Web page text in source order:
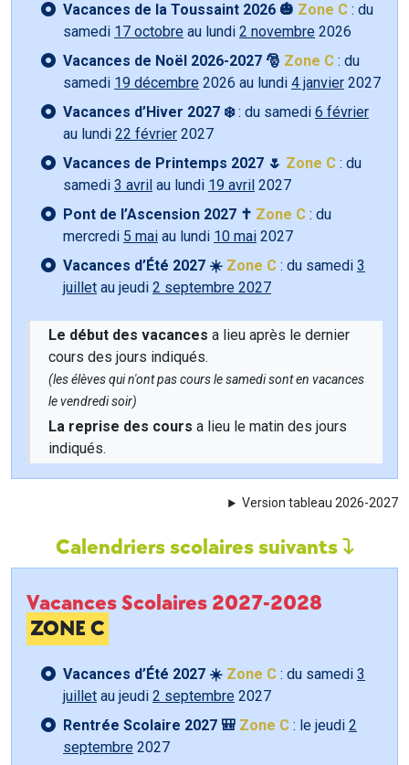
Vacances de la Toussaint 2026 🎃 Zone C : du
samedi 17 octobre au lundi 2 novembre 2026
Vacances de Noël 2026-2027 🎅 Zone C : du
samedi 19 décembre 2026 au lundi 4 janvier 2027
Vacances d’Hiver 2027 ❄️: du samedi 6 février
au lundi 22 février 2027
Vacances de Printemps 2027 🌷 Zone C : du
samedi 3 avril au lundi 19 avril 2027
Pont de l’Ascension 2027 ✝️ Zone C : du
mercredi 5 mai au lundi 10 mai 2027
Vacances d’Été 2027 ☀️ Zone C : du samedi 3
juillet au jeudi 2 septembre 2027
Le début des vacances a lieu après le dernier
cours des jours indiqués.
(les élèves qui n'ont pas cours le samedi sont en vacances
le vendredi soir)
La reprise des cours a lieu le matin des jours
indiqués.
Version tableau 2026-2027
Calendriers scolaires suivants
Vacances Scolaires 2027-2028
ZONE C
Vacances d’Été 2027 ☀️ Zone C : du samedi 3
juillet au jeudi 2 septembre 2027
Rentrée Scolaire 2027 🎒 Zone C : le jeudi 2
septembre 2027